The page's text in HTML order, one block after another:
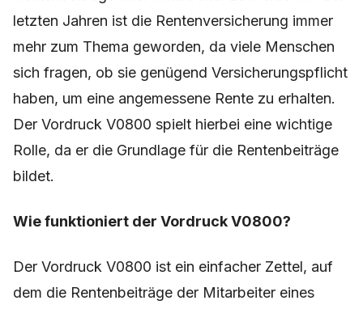
letzten Jahren ist die Rentenversicherung immer
mehr zum Thema geworden, da viele Menschen
sich fragen, ob sie genügend Versicherungspflicht
haben, um eine angemessene Rente zu erhalten.
Der Vordruck V0800 spielt hierbei eine wichtige
Rolle, da er die Grundlage für die Rentenbeiträge
bildet.
Wie funktioniert der Vordruck V0800?
Der Vordruck V0800 ist ein einfacher Zettel, auf
dem die Rentenbeiträge der Mitarbeiter eines